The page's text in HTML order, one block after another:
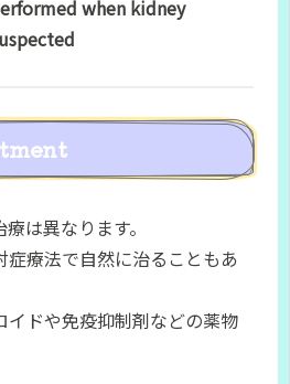
when kidney
は異なります。
療法で自然に治ることもあ
イドや免疫抑制剤などの薬物